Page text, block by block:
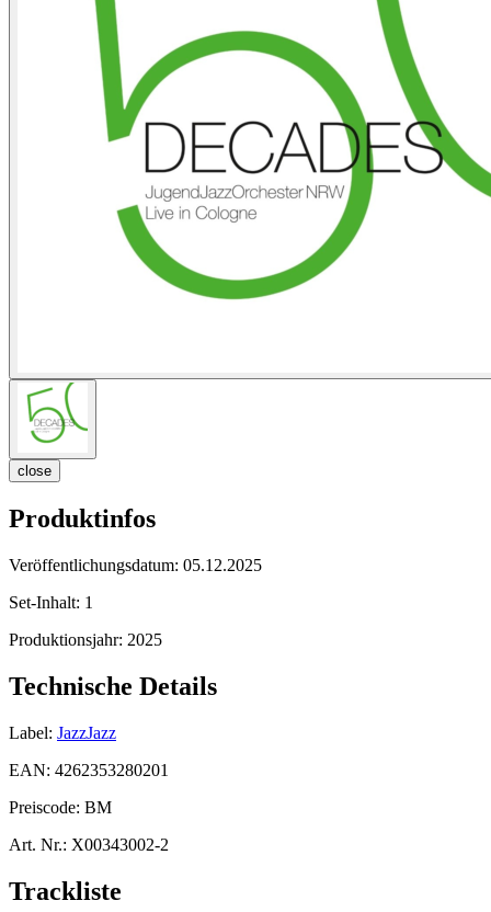
close
Produktinfos
Veröffentlichungsdatum: 05.12.2025
Set-Inhalt: 1
Produktionsjahr: 2025
Technische Details
Label: JazzJazz
EAN: 4262353280201
Preiscode: BM
Art. Nr.: X00343002-2
Trackliste